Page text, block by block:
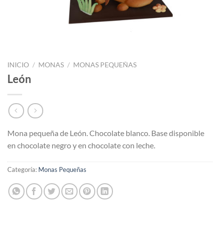
INICIO / MONAS / MONAS PEQUEÑAS
León
Mona pequeña de León. Chocolate blanco. Base disponible
en chocolate negro y en chocolate con leche.
Categoría: Monas Pequeñas